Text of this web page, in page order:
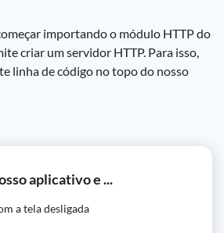
importando o módulo HTTP do
criar um servidor HTTP. Para isso,
linha de código no topo do nosso
aplicativo e ...
a tela desligada